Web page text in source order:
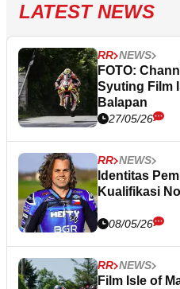
LATEST NEWS
RR NEWS
FOTO:
Syuting Film
Balapan
27/05/26
RR NEWS
Identitas
Kualifikasi
08/05/26
RR NEWS
Film Isle of